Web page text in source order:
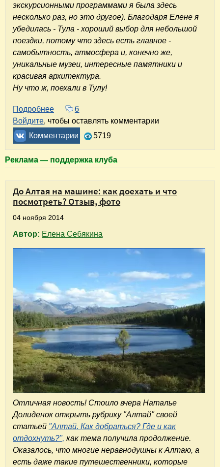
экскурсионными программами я была здесь
несколько раз, но это другое). Благодаря Елене я
убедилась - Тула - хороший выбор для небольшой
поездки, потому что здесь есть главное -
самобытность, атмосфера и, конечно же,
уникальные музеи, интересные памятники и
красивая архитектура.
Ну что ж, поехали в Тулу!
Подробнее о Знакомство с Тулой: музеи, памятники,
6
Войдите, чтобы оставлять комментарии
Комментарии
5719
Реклама — поддержка клуба
До Алтая на машине: как доехать и что
посмотреть? Отзыв, фото
04 ноября 2014
Автор: Елена Себякина
Отличная новость! Стоило вчера Наталье
Долиденок открыть рубрику "Алтай" своей
статьей "Алтай. Как добраться? Где и как
отдохнуть?", как тема получила продолжение.
Оказалось, что многие неравнодушны к Алтаю, а
есть даже такие путешественники, которые